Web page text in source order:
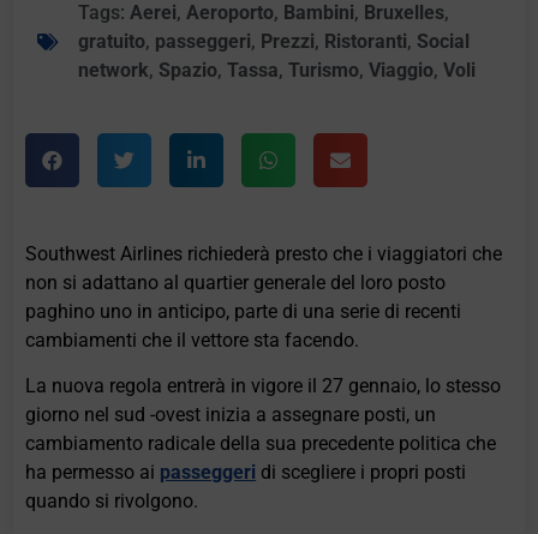
Tags: Aerei, Aeroporto, Bambini, Bruxelles,
gratuito, passeggeri, Prezzi, Ristoranti, Social
network, Spazio,Tassa,Turismo,Viaggio,Voli
Southwest Airlines richiederà presto che i viaggiatori che
non si adattano al quartier generale del loro posto
paghino uno in anticipo, parte di una serie di recenti
cambiamenti che il vettore sta facendo.
La nuova regola entrerà in vigore il 27 gennaio, lo stesso
giorno nel sud -ovest inizia a assegnare posti, un
cambiamento radicale della sua precedente politica che
ha permesso ai passeggeri di scegliere i propri posti
quando si rivolgono.